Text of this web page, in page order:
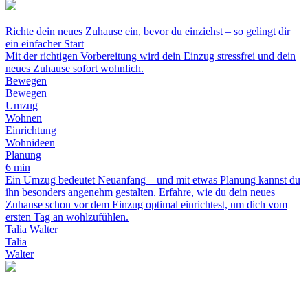
Richte dein neues Zuhause ein, bevor du einziehst – so gelingt dir
ein einfacher Start
Mit der richtigen Vorbereitung wird dein Einzug stressfrei und dein
neues Zuhause sofort wohnlich.
Bewegen
Bewegen
Umzug
Wohnen
Einrichtung
Wohnideen
Planung
6 min
Ein Umzug bedeutet Neuanfang – und mit etwas Planung kannst du
ihn besonders angenehm gestalten. Erfahre, wie du dein neues
Zuhause schon vor dem Einzug optimal einrichtest, um dich vom
ersten Tag an wohlzufühlen.
Talia Walter
Talia
Walter